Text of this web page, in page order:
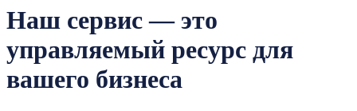
A25 — цифровой-партнер для
малого и среднего бизнеса
Наш сервис — это
управляемый ресурс для
вашего бизнеса